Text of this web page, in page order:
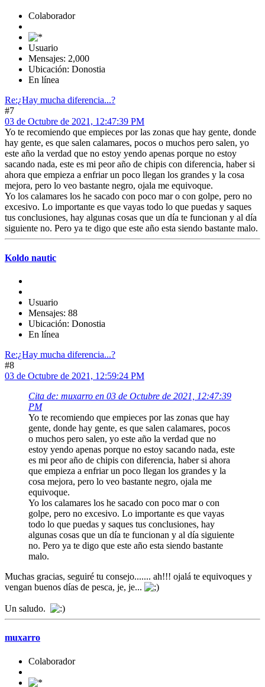
Colaborador
Usuario
Mensajes: 2,000
Ubicación: Donostia
En línea
Re:¿Hay mucha diferencia...?
#7
03 de Octubre de 2021, 12:47:39 PM
Yo te recomiendo que empieces por las zonas que hay gente, donde
hay gente, es que salen calamares, pocos o muchos pero salen, yo
este año la verdad que no estoy yendo apenas porque no estoy
sacando nada, este es mi peor año de chipis con diferencia, haber si
ahora que empieza a enfriar un poco llegan los grandes y la cosa
mejora, pero lo veo bastante negro, ojala me equivoque.
Yo los calamares los he sacado con poco mar o con golpe, pero no
excesivo. Lo importante es que vayas todo lo que puedas y saques
tus conclusiones, hay algunas cosas que un día te funcionan y al día
siguiente no. Pero ya te digo que este año esta siendo bastante malo.
Koldo nautic
Usuario
Mensajes: 88
Ubicación: Donostia
En línea
Re:¿Hay mucha diferencia...?
#8
03 de Octubre de 2021, 12:59:24 PM
Cita de: muxarro en 03 de Octubre de 2021, 12:47:39
PM
Yo te recomiendo que empieces por las zonas que hay
gente, donde hay gente, es que salen calamares, pocos
o muchos pero salen, yo este año la verdad que no
estoy yendo apenas porque no estoy sacando nada, este
es mi peor año de chipis con diferencia, haber si ahora
que empieza a enfriar un poco llegan los grandes y la
cosa mejora, pero lo veo bastante negro, ojala me
equivoque.
Yo los calamares los he sacado con poco mar o con
golpe, pero no excesivo. Lo importante es que vayas
todo lo que puedas y saques tus conclusiones, hay
algunas cosas que un día te funcionan y al día siguiente
no. Pero ya te digo que este año esta siendo bastante
malo.
Muchas gracias, seguiré tu consejo....... ah!!! ojalá te equivoques y
vengan buenos días de pesca, je, je...
Un saludo.
muxarro
Colaborador